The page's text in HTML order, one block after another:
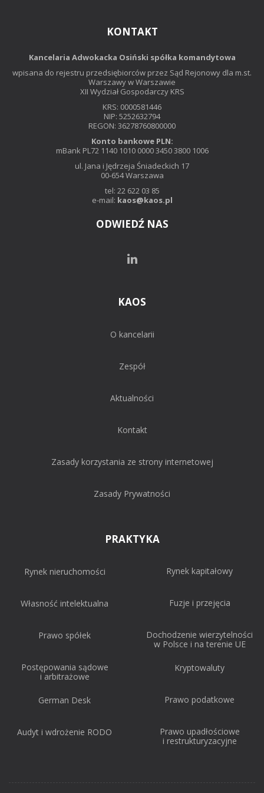
KONTAKT
Kancelaria Adwokacka Osiński spółka komandytowa
wpisana do rejestru przedsiębiorców przez Sąd Rejonowy dla m.st.
Warszawy w Warszawie
XII Wydział Gospodarczy KRS
KRS: 0000581446
NIP: 5252632794
REGON: 36278760800000
Konto bankowe PLN:
mBank PL72 1140 1010 0000 3450 3800 1006
ul. Jana i Jędrzeja Śniadeckich 17
00-654 Warszawa
tel: 22 622 03 85
e-mail: kaos@kaos.pl
ODWIEDŹ NAS
KAOS
O kancelarii
Zespół
Aktualności
Kontakt
Zasady korzystania ze strony internetowej
Zasady Prywatności
PRAKTYKA
Rynek nieruchomości
Własność intelektualna
Prawo spółek
Postępowania sądowe
i arbitrażowe
German Desk
Audyt i wdrożenie RODO
Rynek kapitałowy
Fuzje i przejęcia
Dochodzenie wierzytelności
w Polsce i na terenie UE
Kryptowaluty
Prawo podatkowe
Prawo upadłościowe
i restrukturyzacyjne